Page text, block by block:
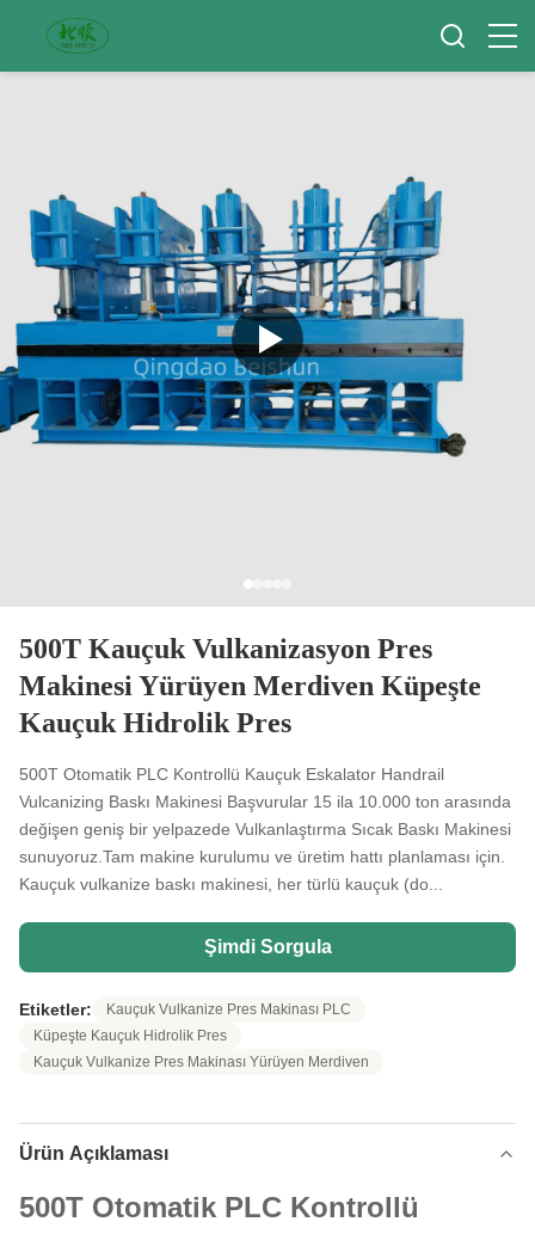
500T Kauçuk Vulkanizasyon Pres
Makinesi Yürüyen Merdiven Küpeşte
Kauçuk Hidrolik Pres
500T Otomatik PLC Kontrollü Kauçuk Eskalator Handrail
Vulcanizing Baskı Makinesi Başvurular 15 ila 10.000 ton arasında
değişen geniş bir yelpazede Vulkanlaştırma Sıcak Baskı Makinesi
sunuyoruz.Tam makine kurulumu ve üretim hattı planlaması için.
Kauçuk vulkanize baskı makinesi, her türlü kauçuk (do...
Şimdi Sorgula
Etiketler:
Kauçuk Vulkanize Pres Makinası PLC
Küpeşte Kauçuk Hidrolik Pres
Kauçuk Vulkanize Pres Makinası Yürüyen Merdiven
Ürün Açıklaması
500T Otomatik PLC Kontrollü